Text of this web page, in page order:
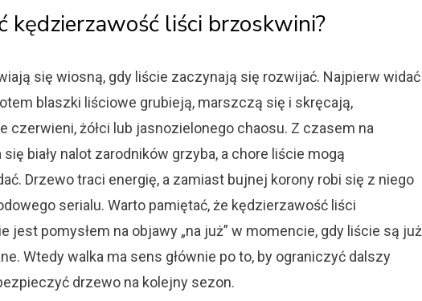
kędzierzawość liści brzoskwini?
się wiosną, gdy liście zaczynają się rozwijać. Najpierw widać
blaszki liściowe grubieją, marszczą się i skręcają,
czerwieni, żółci lub jasnozielonego chaosu. Z czasem na
biały nalot zarodników grzyba, a chore liście mogą
Drzewo traci energię, a zamiast bujnej korony robi się z niego
serialu. Warto pamiętać, że kędzierzawość liści
jest pomysłem na objawy „na już” w momencie, gdy liście są już
Wtedy walka ma sens głównie po to, by ograniczyć dalszy
drzewo na kolejny sezon.